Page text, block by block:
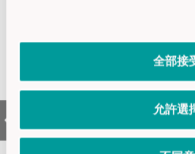
全部接
允許選
CANEO series10